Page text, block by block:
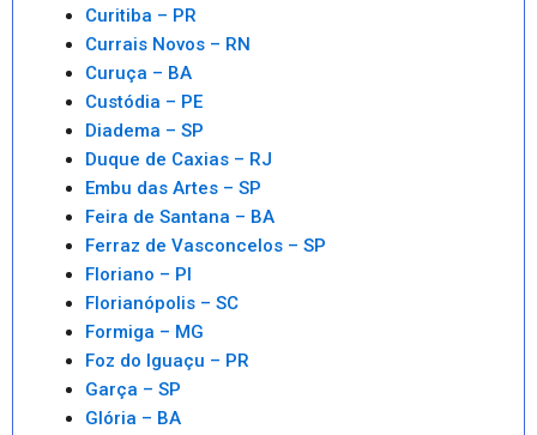
Curitiba – PR
Currais Novos – RN
Curuça – BA
Custódia – PE
Diadema – SP
Duque de Caxias – RJ
Embu das Artes – SP
Feira de Santana – BA
Ferraz de Vasconcelos – SP
Floriano – PI
Florianópolis – SC
Formiga – MG
Foz do Iguaçu – PR
Garça – SP
Glória – BA